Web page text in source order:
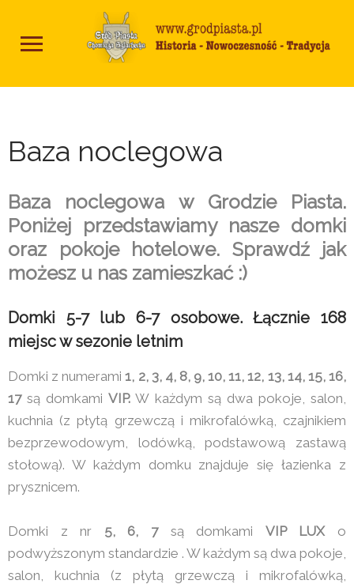
Baza noclegowa
Baza noclegowa w Grodzie Piasta.
Poniżej przedstawiamy nasze domki
oraz pokoje hotelowe. Sprawdź jak
możesz u nas zamieszkać :)
Domki 5-7 lub 6-7 osobowe. Łącznie 168
miejsc w sezonie letnim
Domki z numerami1, 2, 3, 4, 8, 9, 10, 11, 12, 13, 14, 15, 16,
17są domkamiVIP. W każdym są dwa pokoje, salon,
kuchnia (z płytą grzewczą i mikrofalówką, czajnikiem
bezprzewodowym, lodówką, podstawową zastawą
stołową). W każdym domku znajduje się łazienka z
prysznicem.
Domki z nr 5, 6, 7są domkami VIP LUXo
podwyższonym standardzie . W każdym są dwa pokoje,
salon, kuchnia (z płytą grzewczą i mikrofalówką,